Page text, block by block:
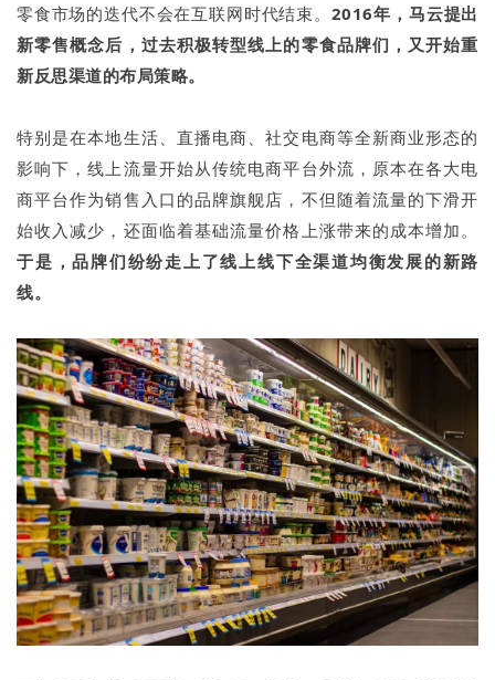
零食市场的迭代不会在互联网时代结束。 2016年，马云提出
新零售概念后，过去积极转型线上的零食品牌们，又开始重
新反思渠道的布局策略。
特别是在本地生活、直播电商、社交电商等全新商业形态的
影响下，线上流量开始从传统电商平台外流，原本在各大电
商平台作为销售入口的品牌旗舰店，不但随着流量的下滑开
始收入减少，还面临着基础流量价格上涨带来的成本增加。
于是，品牌们纷纷走上了线上线下全渠道均衡发展的新路
线。